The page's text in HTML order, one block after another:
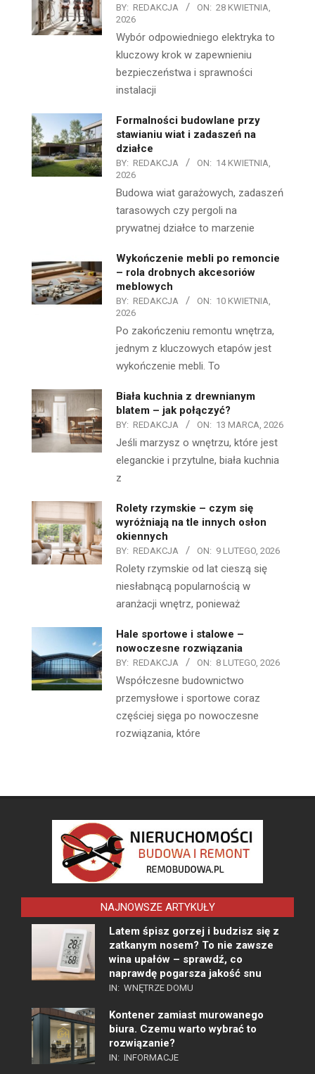
BY: REDAKCJA ON: 28 KWIETNIA,
2026
Wybór odpowiedniego elektryka to
kluczowy krok w zapewnieniu
bezpieczeństwa i sprawności
instalacji
Formalności budowlane przy
stawianiu wiat i zadaszeń na
działce
BY: REDAKCJA ON: 14 KWIETNIA,
2026
Budowa wiat garażowych, zadaszeń
tarasowych czy pergoli na
prywatnej działce to marzenie
Wykończenie mebli po remoncie
– rola drobnych akcesoriów
meblowych
BY: REDAKCJA ON: 10 KWIETNIA,
2026
Po zakończeniu remontu wnętrza,
jednym z kluczowych etapów jest
wykończenie mebli. To
Biała kuchnia z drewnianym
blatem – jak połączyć?
BY: REDAKCJA ON: 13 MARCA, 2026
Jeśli marzysz o wnętrzu, które jest
eleganckie i przytulne, biała kuchnia
z
Rolety rzymskie – czym się
wyróżniają na tle innych osłon
okiennych
BY: REDAKCJA ON: 9 LUTEGO, 2026
Rolety rzymskie od lat cieszą się
niesłabnącą popularnością w
aranżacji wnętrz, ponieważ
Hale sportowe i stalowe –
nowoczesne rozwiązania
BY: REDAKCJA ON: 8 LUTEGO, 2026
Współczesne budownictwo
przemysłowe i sportowe coraz
częściej sięga po nowoczesne
rozwiązania, które
NAJNOWSZE ARTYKUŁY
Latem śpisz gorzej i budzisz się z
zatkanym nosem? To nie zawsze
wina upałów – sprawdź, co
naprawdę pogarsza jakość snu
IN: WNĘTRZE DOMU
Kontener zamiast murowanego
biura. Czemu warto wybrać to
rozwiązanie?
IN: INFORMACJE